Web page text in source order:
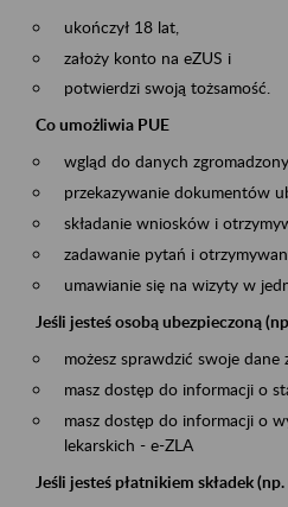
ukończył 18 lat,
założy konto na eZUS i
potwierdzi swoją tożsamość.
Co umożliwia PUE
wgląd do danych
przekazywanie dokumentów
składanie wniosków i
zadawanie pytań i
umawianie się na wizyty w
Jeśli jesteś osobą ubezpieczoną
możesz sprawdzić swoje
masz dostęp do informacji o
masz dostęp do informacji o
lekarskich - e-ZLA
Jeśli jesteś płatnikiem składek